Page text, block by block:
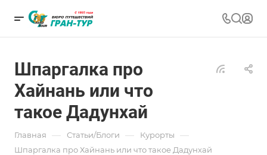
Шпаргалка про
Хайнань или что
такое Дадунхай
Главная — Статьи/Блоги — Курорты —
Шпаргалка про Хайнань или что такое Дадунхай